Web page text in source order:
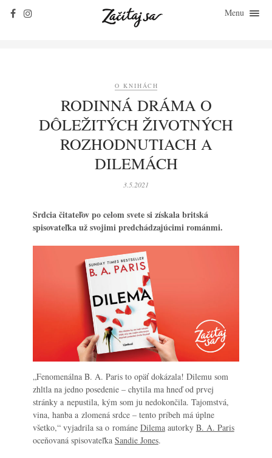
Menu
ROZHOVORY
KONTAKT
O KNIHÁCH
RODINNÁ DRÁMA O
DÔLEŽITÝCH ŽIVOTNÝCH
ROZHODNUTIACH A
DILEMÁCH
3.5.2021
Srdcia čitateľov po celom svete si získala britská
spisovateľka už svojimi predchádzajúcimi románmi.
„Fenomenálna B. A. Paris to opäť dokázala! Dilemu som
zhltla na jedno posedenie – chytila ma hneď od prvej
stránky a nepustila, kým som ju nedokončila. Tajomstvá,
vina, hanba a zlomená srdce – tento príbeh má úplne
všetko,“ vyjadrila sa o románe Dilemaautorky B. A. Paris
oceňovaná spisovateľka Sandie Jones.